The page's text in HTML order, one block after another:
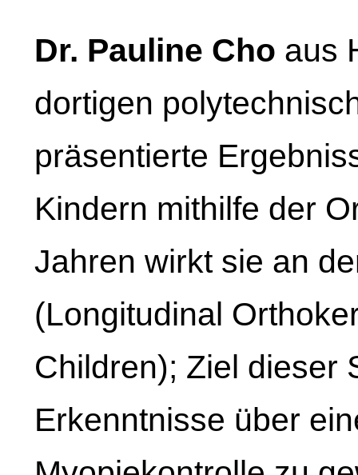
Dr. Pauline Cho aus
dortigen
präsentierte
Kindern mithilfe der
Jahren wirkt sie an
(Longitudinal
Children); Ziel dieser
Erkenntnisse über